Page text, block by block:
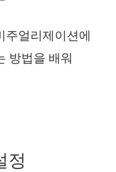
주얼리제이션에
방법을 배워
정